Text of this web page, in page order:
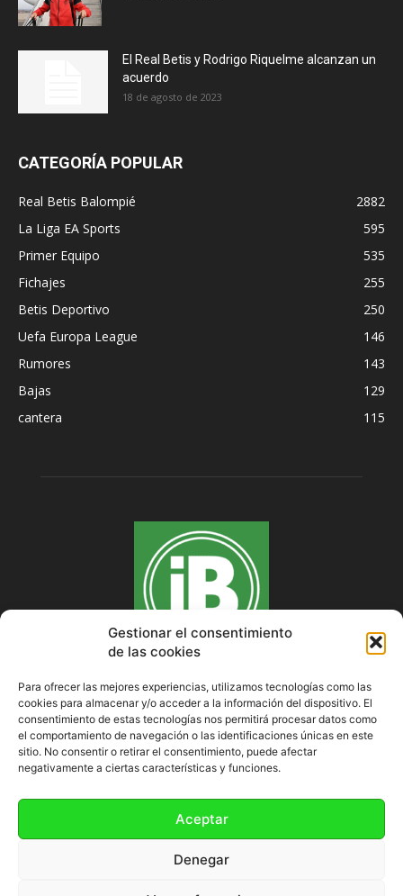
Gestionar el consentimiento
de las cookies
Para ofrecer las mejores experiencias, utilizamos tecnologías como las
cookies para almacenar y/o acceder a la información del dispositivo. El
consentimiento de estas tecnologías nos permitirá procesar datos como
el comportamiento de navegación o las identificaciones únicas en este
sitio. No consentir o retirar el consentimiento, puede afectar
negativamente a ciertas características y funciones.
Aceptar
Denegar
El Real Betis y Rodrigo Riquelme alcanzan un
acuerdo
18 de agosto de 2023
CATEGORÍA POPULAR
Real Betis Balompié
2882
La Liga EA Sports
595
Primer Equipo
535
Fichajes
255
Betis Deportivo
250
Uefa Europa League
146
Rumores
143
Bajas
129
cantera
115
SOBRE NOSOTROS